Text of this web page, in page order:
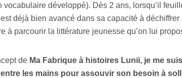
vocabulaire développé). Dès 2 ans, lorsqu’il
est déjà bien avancé dans sa capacité à
à parcourir la littérature jeunesse qu’on lui
de Ma Fabrique à histoires Lunii, je me
les mains pour assouvir son besoin à